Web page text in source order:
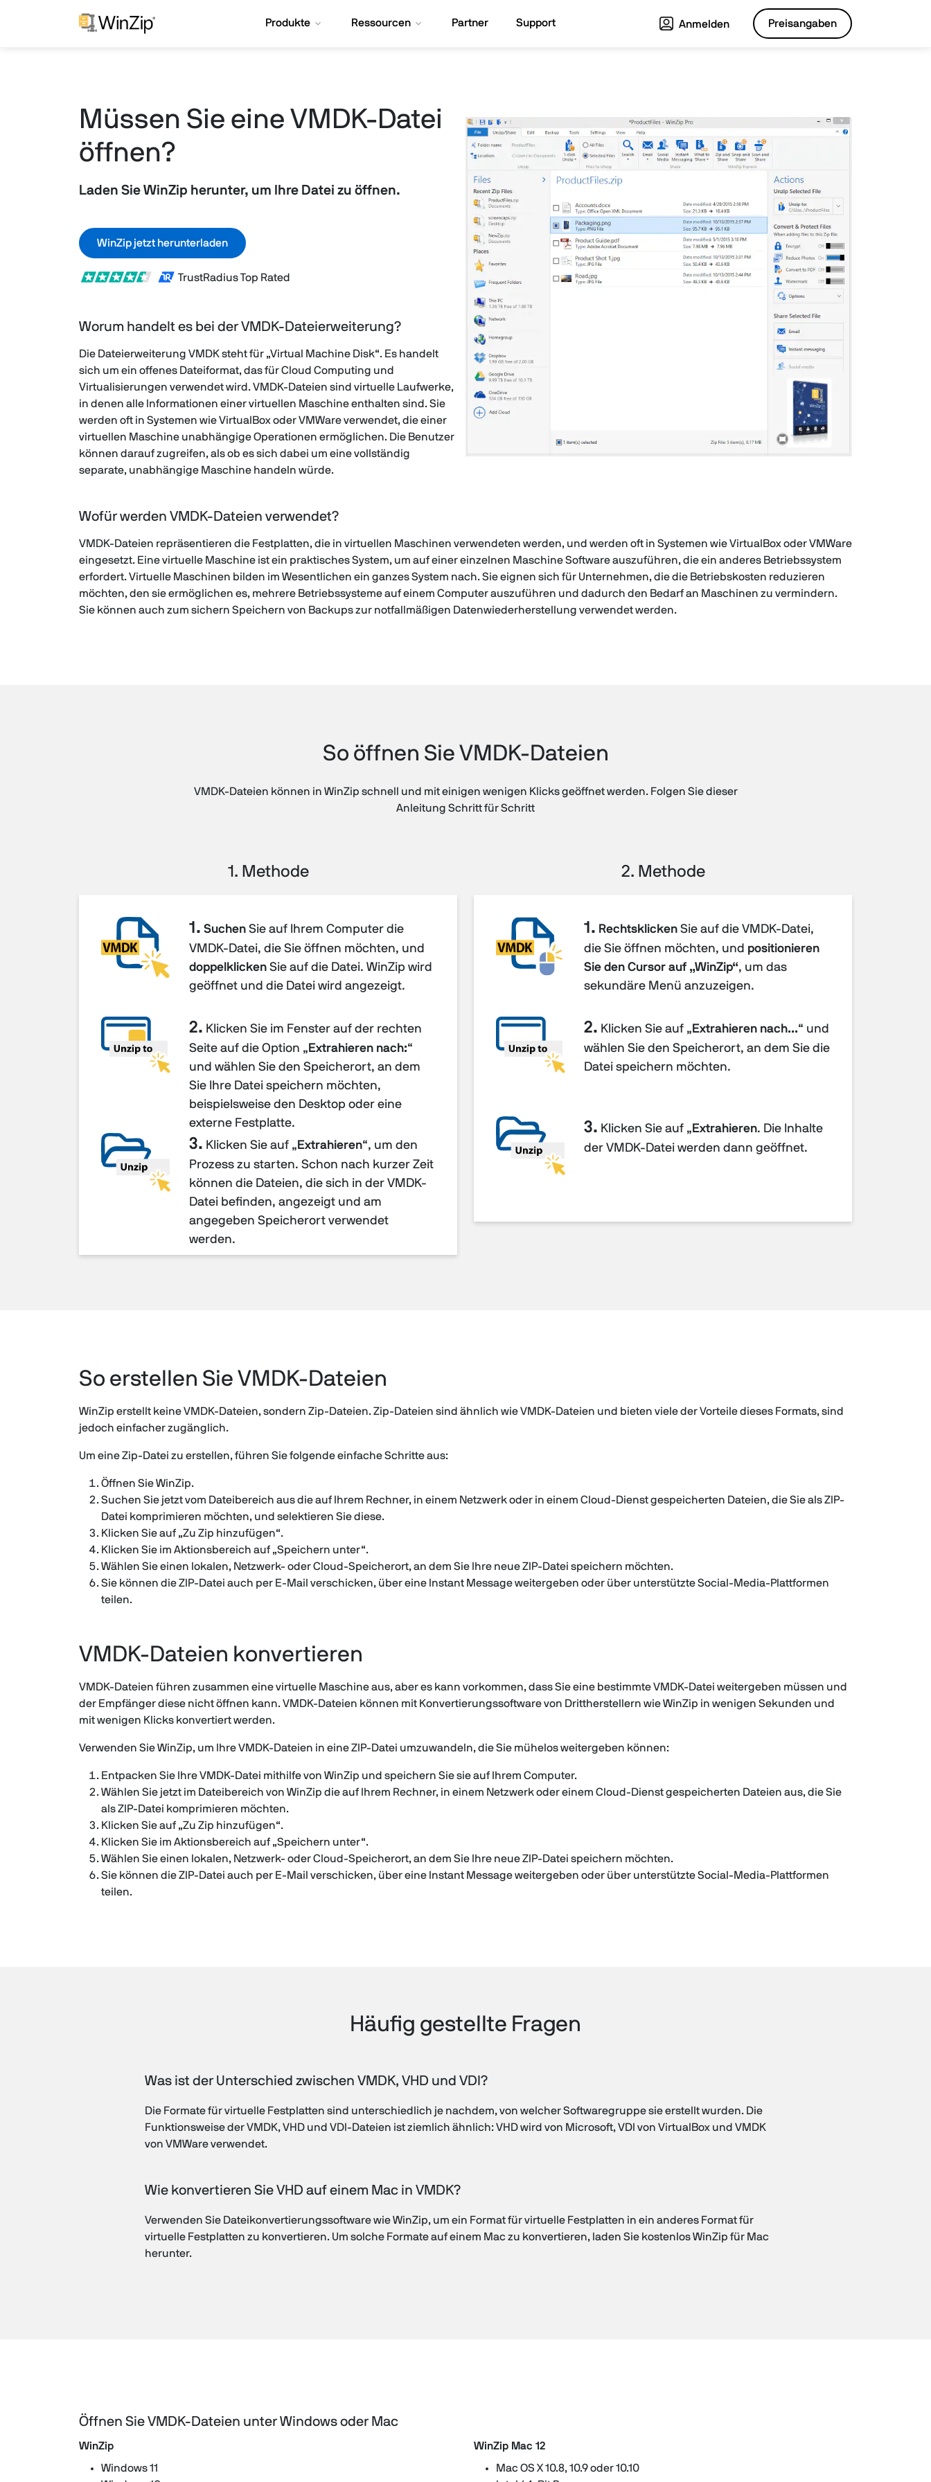
Produkte Ressourcen Partner Support Anmelden Preisangaben
Müssen Sie eine VMDK-Datei
öffnen?
Laden Sie WinZip herunter, um Ihre Datei zu öffnen.
WinZip jetzt herunterladen
TrustRadius Top Rated
Worum handelt es bei der VMDK-Dateierweiterung?
Die Dateierweiterung VMDK steht für „Virtual Machine Disk“. Es handelt
sich um ein offenes Dateiformat, das für Cloud Computing und
Virtualisierungen verwendet wird. VMDK-Dateien sind virtuelle Laufwerke,
in denen alle Informationen einer virtuellen Maschine enthalten sind. Sie
werden oft in Systemen wie VirtualBox oder VMWare verwendet, die einer
virtuellen Maschine unabhängige Operationen ermöglichen. Die Benutzer
können darauf zugreifen, als ob es sich dabei um eine vollständig
separate, unabhängige Maschine handeln würde.
Wofür werden VMDK-Dateien verwendet?
VMDK-Dateien repräsentieren die Festplatten, die in virtuellen Maschinen verwendeten werden, und werden oft in Systemen wie VirtualBox oder VMWare
eingesetzt. Eine virtuelle Maschine ist ein praktisches System, um auf einer einzelnen Maschine Software auszuführen, die ein anderes Betriebssystem
erfordert. Virtuelle Maschinen bilden im Wesentlichen ein ganzes System nach. Sie eignen sich für Unternehmen, die die Betriebskosten reduzieren
möchten, den sie ermöglichen es, mehrere Betriebssysteme auf einem Computer auszuführen und dadurch den Bedarf an Maschinen zu vermindern.
Sie können auch zum sichern Speichern von Backups zur notfallmäßigen Datenwiederherstellung verwendet werden.
So öffnen Sie VMDK-Dateien
VMDK-Dateien können in WinZip schnell und mit einigen wenigen Klicks geöffnet werden. Folgen Sie dieser
Anleitung Schritt für Schritt
1. Methode
1. SuchenSie auf Ihrem Computer die
VMDK-Datei, die Sie öffnen möchten, und
doppelklickenSie auf die Datei. WinZip wird
geöffnet und die Datei wird angezeigt.
2. Klicken Sie im Fenster auf der rechten
Seite auf die Option „ Extrahieren nach:“
und wählen Sie den Speicherort, an dem
Sie Ihre Datei speichern möchten,
beispielsweise den Desktop oder eine
externe Festplatte.
3. Klicken Sie auf „ Extrahieren“, um den
Prozess zu starten. Schon nach kurzer Zeit
können die Dateien, die sich in der VMDK-
Datei befinden, angezeigt und am
angegeben Speicherort verwendet
werden.
2. Methode
1. RechtsklickenSie auf die VMDK-Datei,
die Sie öffnen möchten, und positionieren
Sie den Cursor auf „WinZip“, um das
sekundäre Menü anzuzeigen.
2. Klicken Sie auf „ Extrahieren nach...“ und
wählen Sie den Speicherort, an dem Sie die
Datei speichern möchten.
3. Klicken Sie auf „ Extrahieren. Die Inhalte
der VMDK-Datei werden dann geöffnet.
So erstellen Sie VMDK-Dateien
WinZip erstellt keine VMDK-Dateien, sondern Zip-Dateien. Zip-Dateien sind ähnlich wie VMDK-Dateien und bieten viele der Vorteile dieses Formats, sind
jedoch einfacher zugänglich.
Um eine Zip-Datei zu erstellen, führen Sie folgende einfache Schritte aus:
Öffnen Sie WinZip.
Suchen Sie jetzt vom Dateibereich aus die auf Ihrem Rechner, in einem Netzwerk oder in einem Cloud-Dienst gespeicherten Dateien, die Sie als ZIP-
Datei komprimieren möchten, und selektieren Sie diese.
Klicken Sie auf „Zu Zip hinzufügen“.
Klicken Sie im Aktionsbereich auf „Speichern unter“.
Wählen Sie einen lokalen, Netzwerk- oder Cloud-Speicherort, an dem Sie Ihre neue ZIP-Datei speichern möchten.
Sie können die ZIP-Datei auch per E-Mail verschicken, über eine Instant Message weitergeben oder über unterstützte Social-Media-Plattformen
teilen.
VMDK-Dateien konvertieren
VMDK-Dateien führen zusammen eine virtuelle Maschine aus, aber es kann vorkommen, dass Sie eine bestimmte VMDK-Datei weitergeben müssen und
der Empfänger diese nicht öffnen kann. VMDK-Dateien können mit Konvertierungssoftware von Drittherstellern wie WinZip in wenigen Sekunden und
mit wenigen Klicks konvertiert werden.
Verwenden Sie WinZip, um Ihre VMDK-Dateien in eine ZIP-Datei umzuwandeln, die Sie mühelos weitergeben können:
Entpacken Sie Ihre VMDK-Datei mithilfe von WinZip und speichern Sie sie auf Ihrem Computer.
Wählen Sie jetzt im Dateibereich von WinZip die auf Ihrem Rechner, in einem Netzwerk oder einem Cloud-Dienst gespeicherten Dateien aus, die Sie
als ZIP-Datei komprimieren möchten.
Klicken Sie auf „Zu Zip hinzufügen“.
Klicken Sie im Aktionsbereich auf „Speichern unter“.
Wählen Sie einen lokalen, Netzwerk- oder Cloud-Speicherort, an dem Sie Ihre neue ZIP-Datei speichern möchten.
Sie können die ZIP-Datei auch per E-Mail verschicken, über eine Instant Message weitergeben oder über unterstützte Social-Media-Plattformen
teilen.
Häufig gestellte Fragen
Was ist der Unterschied zwischen VMDK, VHD und VDI?
Die Formate für virtuelle Festplatten sind unterschiedlich je nachdem, von welcher Softwaregruppe sie erstellt wurden. Die
Funktionsweise der VMDK, VHD und VDI-Dateien ist ziemlich ähnlich: VHD wird von Microsoft, VDI von VirtualBox und VMDK
von VMWare verwendet.
Wie konvertieren Sie VHD auf einem Mac in VMDK?
Verwenden Sie Dateikonvertierungssoftware wie WinZip, um ein Format für virtuelle Festplatten in ein anderes Format für
virtuelle Festplatten zu konvertieren. Um solche Formate auf einem Mac zu konvertieren, laden Sie kostenlos WinZip für Mac
herunter.
Öffnen Sie VMDK-Dateien unter Windows oder Mac
WinZip
Windows 11
WinZip Mac 12
Mac OS X 10.8, 10.9 oder 10.10